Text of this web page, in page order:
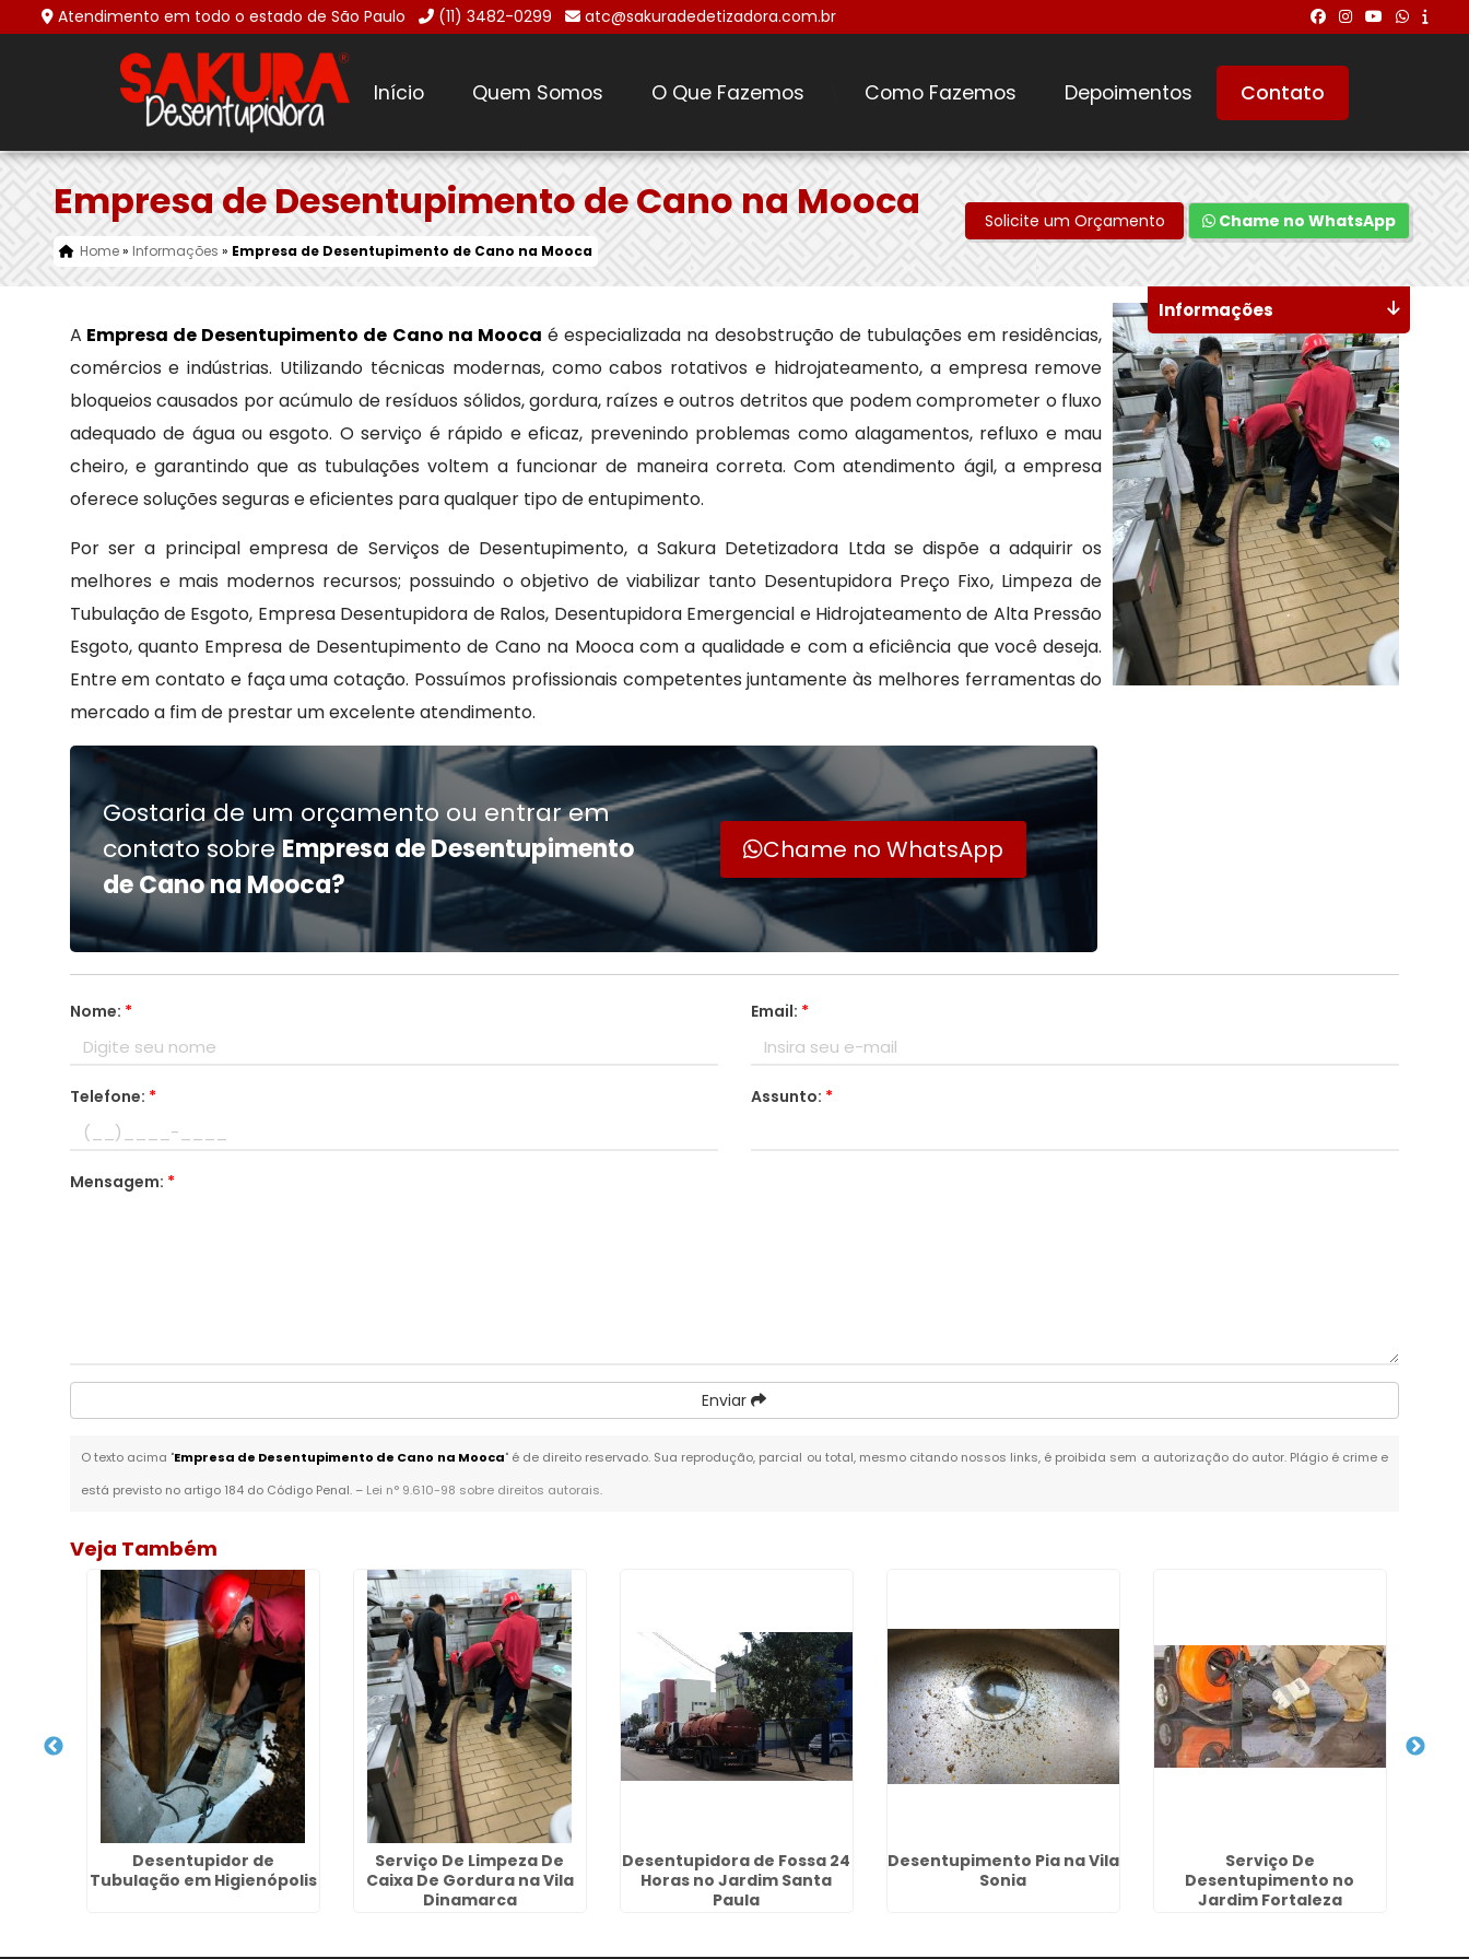
Atendimento em todo o estado de São Paulo (11) 3482-0299 atc@sakuradedetizadora.com.br
Início Quem Somos O Que Fazemos Como Fazemos Depoimentos Contato
Empresa de Desentupimento de Cano na Mooca
Home» Informações » Empresa de Desentupimento de Cano na Mooca
Solicite um Orçamento Chame no WhatsApp
A Empresa de Desentupimento de Cano na Mooca é especializada na desobstrução de tubulações em residências,
comércios e indústrias. Utilizando técnicas modernas, como cabos rotativos e hidrojateamento, a empresa remove
bloqueios causados por acúmulo de resíduos sólidos, gordura, raízes e outros detritos que podem comprometer o fluxo
adequado de água ou esgoto. O serviço é rápido e eficaz, prevenindo problemas como alagamentos, refluxo e mau
cheiro, e garantindo que as tubulações voltem a funcionar de maneira correta. Com atendimento ágil, a empresa
oferece soluções seguras e eficientes para qualquer tipo de entupimento.
Por ser a principal empresa de Serviços de Desentupimento, a Sakura Detetizadora Ltda se dispõe a adquirir os
melhores e mais modernos recursos; possuindo o objetivo de viabilizar tanto Desentupidora Preço Fixo, Limpeza de
Tubulação de Esgoto, Empresa Desentupidora de Ralos, Desentupidora Emergencial e Hidrojateamento de Alta Pressão
Esgoto, quanto Empresa de Desentupimento de Cano na Mooca com a qualidade e com a eficiência que você deseja.
Entre em contato e faça uma cotação. Possuímos profissionais competentes juntamente às melhores ferramentas do
mercado a fim de prestar um excelente atendimento.
Gostaria de um orçamento ou entrar em
contato sobreEmpresa de Desentupimento
de Cano na Mooca?
Chame no WhatsApp
Nome: * Email: *
Telefone: * Assunto: *
Mensagem: *
Enviar
O texto acima "Empresa de Desentupimento de Cano na Mooca" é de direito reservado. Sua reprodução, parcial ou total, mesmo citando nossos links, é proibida sem a autorização do autor. Plágio é crime e
está previsto no artigo 184 do Código Penal. – Lei n° 9.610-98 sobre direitos autorais.
Informações
Veja Também
Desentupidor de
Tubulação em Higienópolis
Serviço De Limpeza De
Caixa De Gordura na Vila
Dinamarca
Desentupidora de Fossa 24
Horas no Jardim Santa
Paula
Desentupimento Pia na Vila
Sonia
Serviço De
Desentupimento no
Jardim Fortaleza